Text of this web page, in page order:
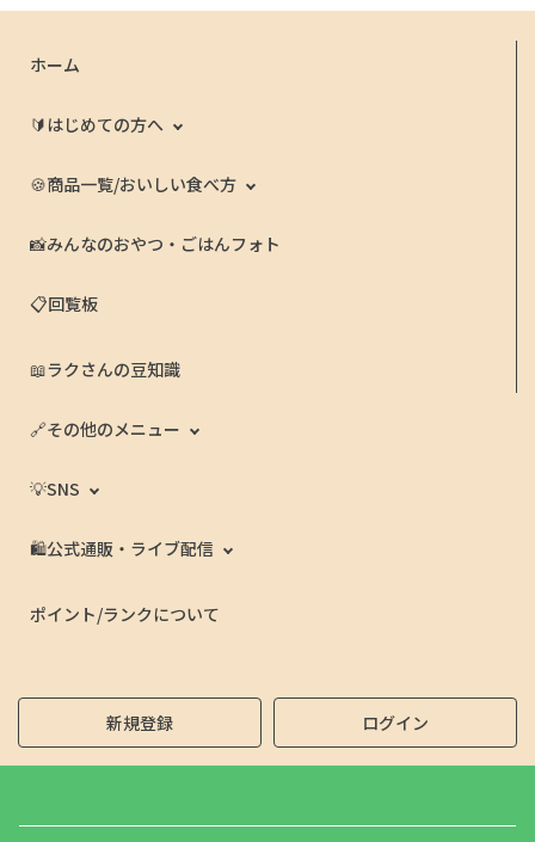
ホーム
🔰はじめての方へ
🍪商品一覧/おいしい食べ方
📸みんなのおやつ・ごはんフォト
📋回覧板
📖ラクさんの豆知識
🔗その他のメニュー
💡SNS
🛍️公式通販・ライブ配信
ポイント/ランクについて
新規登録 ログイン